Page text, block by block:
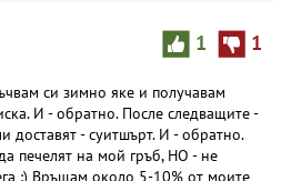
1 1
си зимно яке и получавам
И - обратно. После следващите -
доставят - суитшърт. И - обратно.
печелят на мой гръб, НО - не
:) Връщам около 5-10% от моите